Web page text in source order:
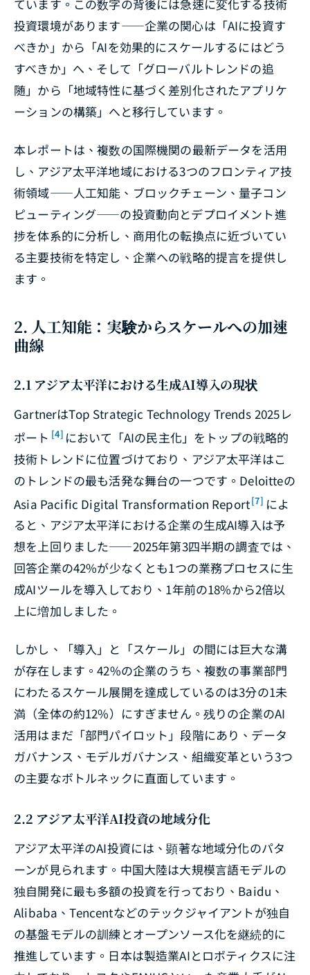
ています。この数字の背後には急速に変化する技術
投資環境があります――企業の関心は「AIに投資す
べきか」から「AIを効果的にスケールするにはどう
すべきか」へ、そして「グローバルトレンドの追
随」から「地域特性に基づく差別化されたアプリケ
ーションの構築」へと移行しています。
本レポートは、複数の国際機関の最新データを活用
し、アジア太平洋地域における3つのフロンティア技
術領域――人工知能、ブロックチェーン、量子コン
ピューティング――の投資動向とデプロイメント進
捗を体系的に分析し、商用化の転換点に近づいてい
る主要技術を特定し、企業への戦略的提言を提供し
ます。
2. 人工知能：実験からスケールへの加速
曲線
2.1 アジア太平洋における生成AI導入の現状
GartnerはTop Strategic Technology Trends 2025レ
ポート [4] において「AIの民主化」をトップの戦略的
技術トレンドに位置づけており、アジア太平洋はこ
のトレンドの最も活発な舞台の一つです。Deloitteの
Asia Pacific Digital Transformation Report[7] によ
ると、アジア太平洋における企業の生成AI導入は予
想を上回りました――2025年第3四半期の調査では、
回答企業の42%が少なくとも1つの業務プロセスに生
成AIツールを導入しており、1年前の18%から2倍以
上に増加しました。
しかし、「導入」と「スケール」の間には巨大な溝
が存在します。42%の企業のうち、複数の事業部門
にわたるスケール展開を達成しているのは3分の1未
満（全体の約12%）にすぎません。残りの企業のAI
活用はまだ「部門パイロット」段階にあり、データ
ガバナンス、モデルガバナンス、組織変革という3つ
の主要なボトルネックに直面しています。
2.2 アジア太平洋AI投資の地域分化
アジア太平洋のAI投資には、顕著な地域分化のパタ
ーンが見られます。中国大陸は大規模言語モデルの
独自開発に最も多額の投資を行っており、Baidu、
Alibaba、Tencentなどのテックジャイアントが独自
の基盤モデルの訓練とオープンソース化を継続的に
推進しています。日本は製造業AIとロボティクスに注